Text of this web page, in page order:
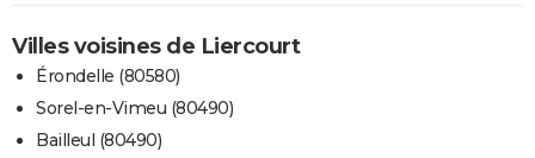
Villes voisines de Liercourt
Érondelle (80580)
Sorel-en-Vimeu (80490)
Bailleul (80490)